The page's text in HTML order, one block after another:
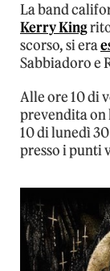
La band
Kerry King
scorso, si era
Sabbiadoro e
Alle ore 10 di
prevendita on
10 di lunedì
presso i punti